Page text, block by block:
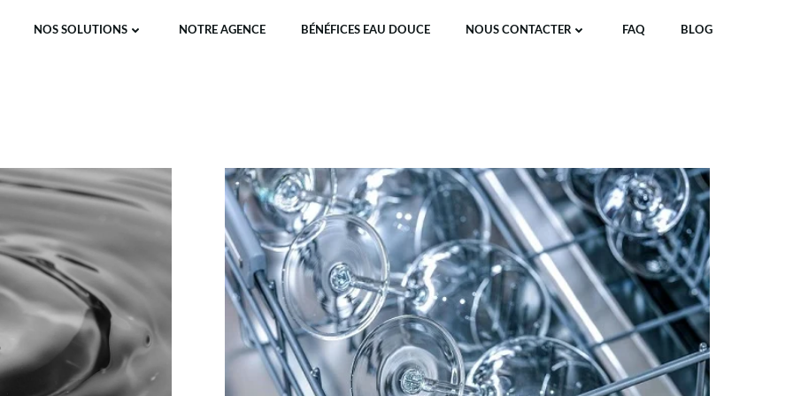
NOS SOLUTIONS NOTRE AGENCE BÉNÉFICES EAU DOUCE NOUS CONTACTER FAQ BLOG